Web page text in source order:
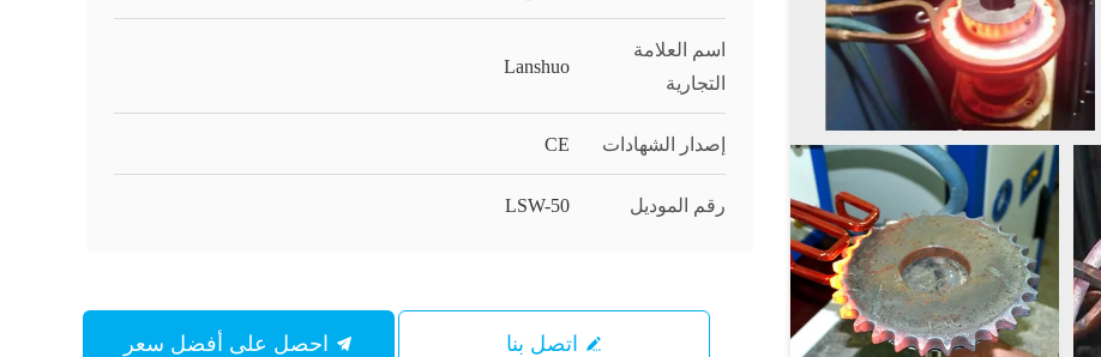
اسم العلامة
التجارية
Lanshuo
إصدار الشهادات CE
رقم الموديل LSW-50
اتصل بنا